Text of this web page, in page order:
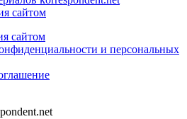
сайтом
сайтом
и персональных